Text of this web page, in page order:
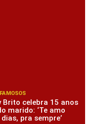
Brito celebra 15 anos
marido: ‘Te amo
pra sempre’